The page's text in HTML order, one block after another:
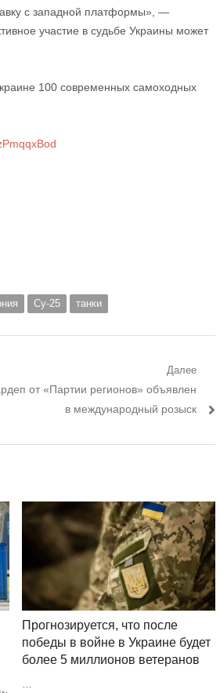
с западной платформы», —
участие в судьбе Украины может
100 современных самоходных
Су-25 танки
Далее
от «Партии регионов» объявлен
в международный розыск
Прогнозируется, что после
победы в войне в Украине будет
более 5 миллионов ветеранов